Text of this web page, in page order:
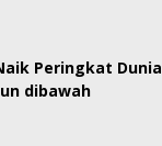
Peringkat Dunia
dibawah